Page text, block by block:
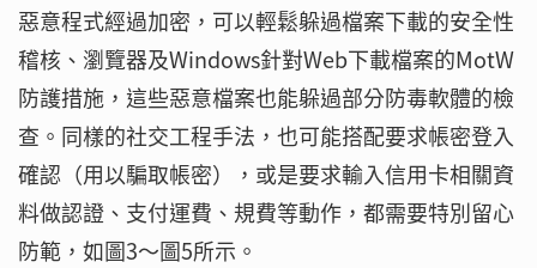
惡意程式經過加密，可以輕鬆躲過檔案下載的安全性
稽核、瀏覽器及Windows針對Web下載檔案的MotW
防護措施，這些惡意檔案也能躲過部分防毒軟體的檢
查。同樣的社交工程手法，也可能搭配要求帳密登入
確認（用以騙取帳密），或是要求輸入信用卡相關資
料做認證、支付運費、規費等動作，都需要特別留心
防範，如圖3～圖5所示。